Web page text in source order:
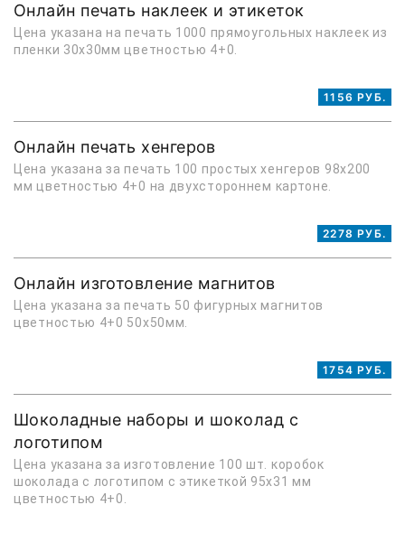
Онлайн печать наклеек и этикеток
Цена указана на печать 1000 прямоугольных наклеек из
пленки 30х30мм цветностью 4+0.
1156 РУБ.
Онлайн печать хенгеров
Цена указана за печать 100 простых хенгеров 98х200
мм цветностью 4+0 на двухстороннем картоне.
2278 РУБ.
Онлайн изготовление магнитов
Цена указана за печать 50 фигурных магнитов
цветностью 4+0 50х50мм.
1754 РУБ.
Шоколадные наборы и шоколад с
логотипом
Цена указана за изготовление 100 шт. коробок
шоколада с логотипом с этикеткой 95х31 мм
цветностью 4+0.